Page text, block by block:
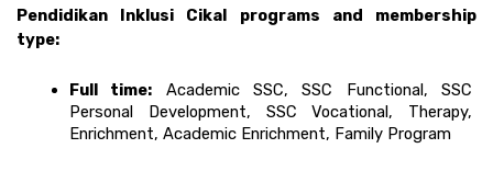
Pendidikan Inklusi Cikal programs and membership
type:
Full time: Academic SSC, SSC Functional, SSC
Personal Development, SSC Vocational, Therapy,
Enrichment, Academic Enrichment, Family Program